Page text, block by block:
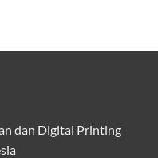
dan Digital Printing